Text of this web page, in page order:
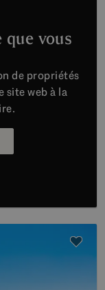
que vous
de propriétés
site web à la